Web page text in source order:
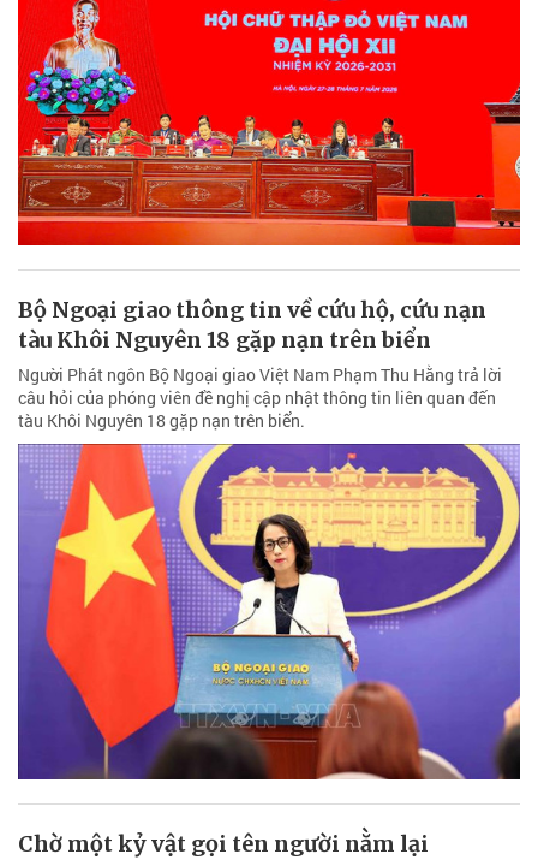
Bộ Ngoại giao thông tin về cứu hộ, cứu nạn
tàu Khôi Nguyên 18 gặp nạn trên biển
Người Phát ngôn Bộ Ngoại giao Việt Nam Phạm Thu Hằng trả lời
câu hỏi của phóng viên đề nghị cập nhật thông tin liên quan đến
tàu Khôi Nguyên 18 gặp nạn trên biển.
Chờ một kỷ vật gọi tên người nằm lại